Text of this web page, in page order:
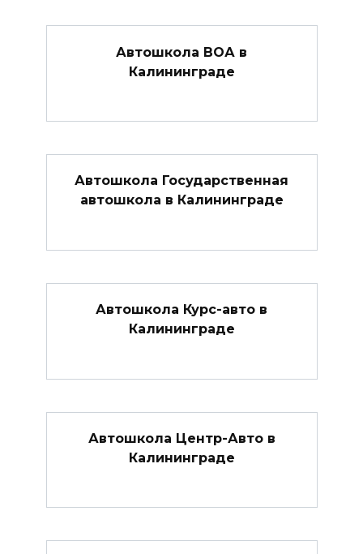
Автошкола ВОА в
Калининграде
Автошкола Государственная
автошкола в Калининграде
Автошкола Курс-авто в
Калининграде
Автошкола Центр-Авто в
Калининграде